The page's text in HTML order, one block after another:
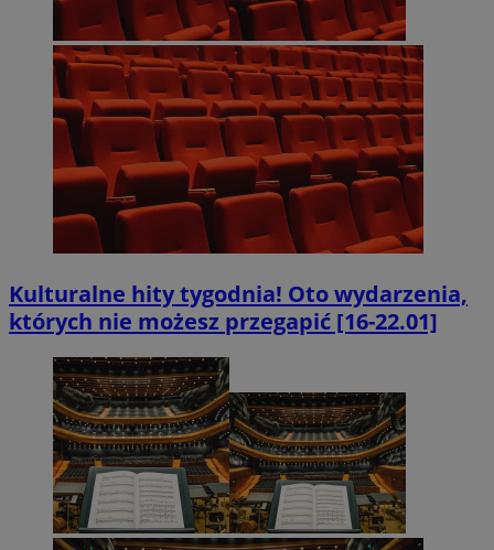
Kulturalne hity tygodnia! Oto wydarzenia,
których nie możesz przegapić [16-22.01]